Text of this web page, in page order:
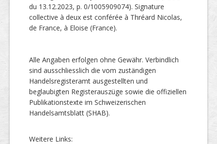
du 13.12.2023, p. 0/1005909074). Signature
collective à deux est conférée à Thréard Nicolas,
de France, à Eloise (France).
Alle Angaben erfolgen ohne Gewähr. Verbindlich
sind ausschliesslich die vom zuständigen
Handelsregisteramt ausgestellten und
beglaubigten Registerauszüge sowie die offiziellen
Publikationstexte im Schweizerischen
Handelsamtsblatt (SHAB).
Weitere Links: